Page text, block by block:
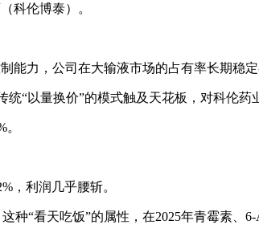
科伦博泰）。
力，公司在大输液市场的占有率长期稳定
“以量换价”的模式触及天花板，对科伦药
，利润几乎腰斩。
“看天吃饭”的属性，在2025年青霉素、